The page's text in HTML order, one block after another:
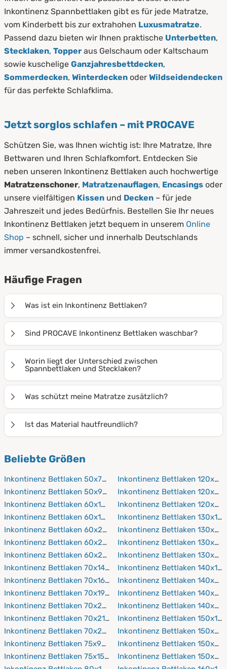
Inkontinenz Spannbettlaken gibt es für jede Matratze,
vom Kinderbett bis zur extrahohen Luxusmatratze.
Passend dazu bieten wir Ihnen praktische Unterbetten,
Stecklaken, Topper aus Gelschaum oder Kaltschaum
sowie kuschelige Ganzjahresbettdecken,
Sommerdecken, Winterdecken oder Wildseidendecken
für das perfekte Schlafklima.
Jetzt sorglos schlafen – mit PROCAVE
Schützen Sie, was Ihnen wichtig ist: Ihre Matratze, Ihre
Bettwaren und Ihren Schlafkomfort. Entdecken Sie
neben unseren Inkontinenz Bettlaken auch hochwertige
Matratzenschoner, Matratzenauflagen, Encasings oder
unsere vielfältigen Kissen und Decken – für jede
Jahreszeit und jedes Bedürfnis. Bestellen Sie Ihr neues
Inkontinenz Bettlaken jetzt bequem in unserem Online
Shop – schnell, sicher und innerhalb Deutschlands
immer versandkostenfrei.
Häufige Fragen
Was ist ein Inkontinenz Bettlaken?
besonders bei Inkontinenz oder im Pflegebereich.
Sind PROCAVE Inkontinenz Bettlaken waschbar?
waschbar, formstabil und behalten ihre wasserdichte
Funktion auch nach vielen Wäschen.
Worin liegt der Unterschied zwischen
Spannbettlaken und Stecklaken?
zu wechseln.
Was schützt meine Matratze zusätzlich?
Ist das Material hautfreundlich?
die sich angenehm anfühlen.
Beliebte Größen
Inkontinenz Bettlaken 50x70 cm
Inkontinenz Bettlaken 50x90 cm
Inkontinenz Bettlaken 60x120 cm
Inkontinenz Bettlaken 60x190 cm
Inkontinenz Bettlaken 60x200 cm
Inkontinenz Bettlaken 60x210 cm
Inkontinenz Bettlaken 60x220 cm
Inkontinenz Bettlaken 70x140 cm
Inkontinenz Bettlaken 70x160 cm
Inkontinenz Bettlaken 70x190 cm
Inkontinenz Bettlaken 70x200 cm
Inkontinenz Bettlaken 70x210 cm
Inkontinenz Bettlaken 70x220 cm
Inkontinenz Bettlaken 75x90 cm
Inkontinenz Bettlaken 75x150 cm
Inkontinenz Bettlaken
Inkontinenz Bettlaken
Inkontinenz Bettlaken
Inkontinenz Bettlaken
Inkontinenz Bettlaken
Inkontinenz Bettlaken
Inkontinenz Bettlaken
Inkontinenz Bettlaken
Inkontinenz Bettlaken
Inkontinenz Bettlaken
Inkontinenz Bettlaken
Inkontinenz Bettlaken
Inkontinenz Bettlaken
Inkontinenz Bettlaken
Inkontinenz Bettlaken